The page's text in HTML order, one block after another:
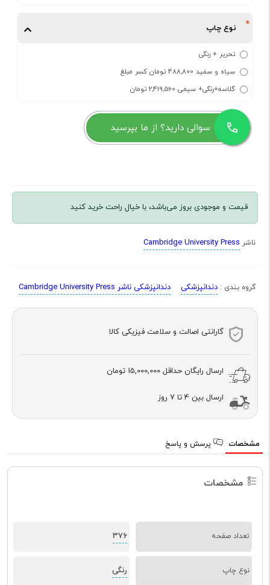
نوع چاپ
تحریر + رنگی
سیاه و سفید 488,800 تومان کسر مبلغ
گلاسه+رنگی+ سیمی 2,419,560 تومان
سوالی دارید؟ از ما بپرسید
قیمت و موجودی بروز می‌باشد، با خیال راحت خرید کنید
ناشر Cambridge University Press
گروه بندی : دندانپزشکی دندانپزشکی ناشر Cambridge University Press
گارانتی اصالت و سلامت فیزیکی کالا
ارسال رایگان حداقل 15,000,000 تومان
ارسال بین 4 تا 7 روز
مشخصات پرسش و پاسخ
مشخصات
تعداد صفحه 376
نوع چاپ رنگی